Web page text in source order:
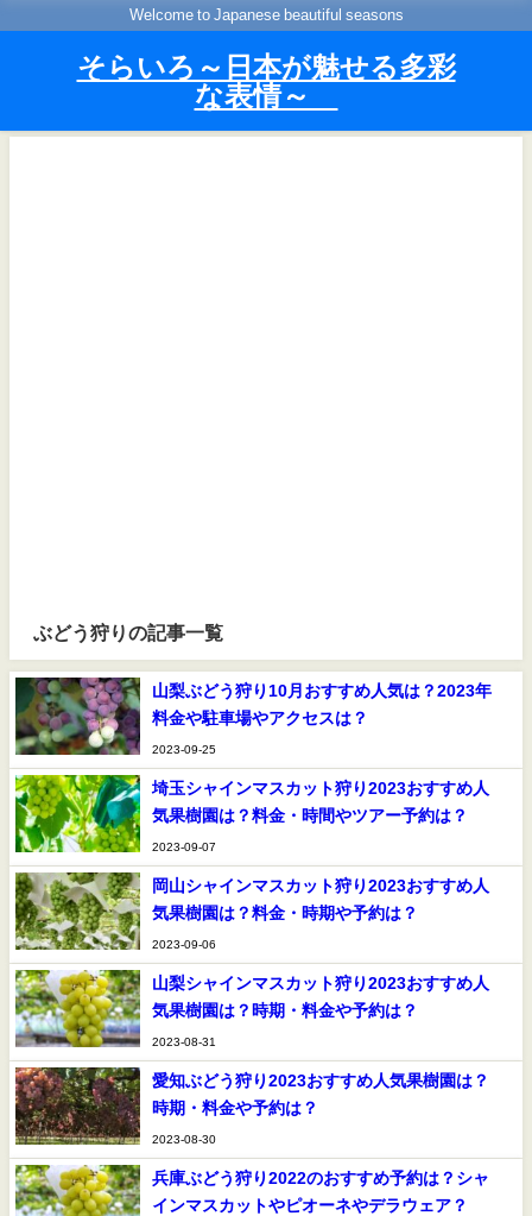
Welcome to Japanese beautiful seasons
そらいろ～日本が魅せる多彩
な表情～
ぶどう狩りの記事一覧
山梨ぶどう狩り10月おすすめ人気は？2023年
料金や駐車場やアクセスは？
2023-09-25
埼玉シャインマスカット狩り2023おすすめ人
気果樹園は？料金・時間やツアー予約は？
2023-09-07
岡山シャインマスカット狩り2023おすすめ人
気果樹園は？料金・時期や予約は？
2023-09-06
山梨シャインマスカット狩り2023おすすめ人
気果樹園は？時期・料金や予約は？
2023-08-31
愛知ぶどう狩り2023おすすめ人気果樹園は？
時期・料金や予約は？
2023-08-30
兵庫ぶどう狩り2022のおすすめ予約は？シャ
インマスカットやピオーネやデラウェア？